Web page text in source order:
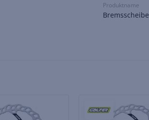
Produktname
Bremsscheibe